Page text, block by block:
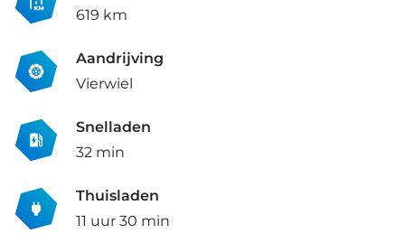
619 km
Aandrijving
Vierwiel
Snelladen
32 min
Thuisladen
11 uur 30 min